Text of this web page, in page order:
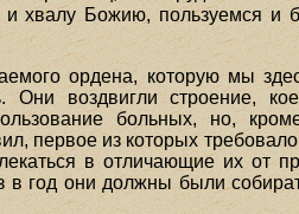
хвалу Божию, пользуемся и
ордена, которую мы
воздвигли строение,
больных, но,
первое из которых требовало
в отличающие их от
в год они должны были